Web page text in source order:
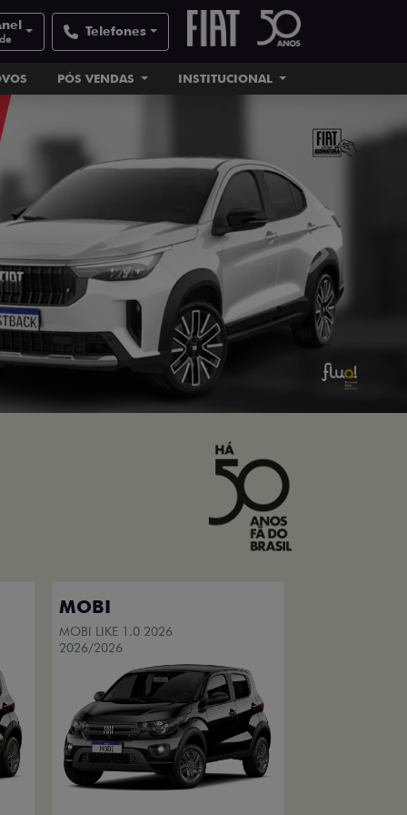
Telefones
PÓS VENDAS INSTITUCIONAL